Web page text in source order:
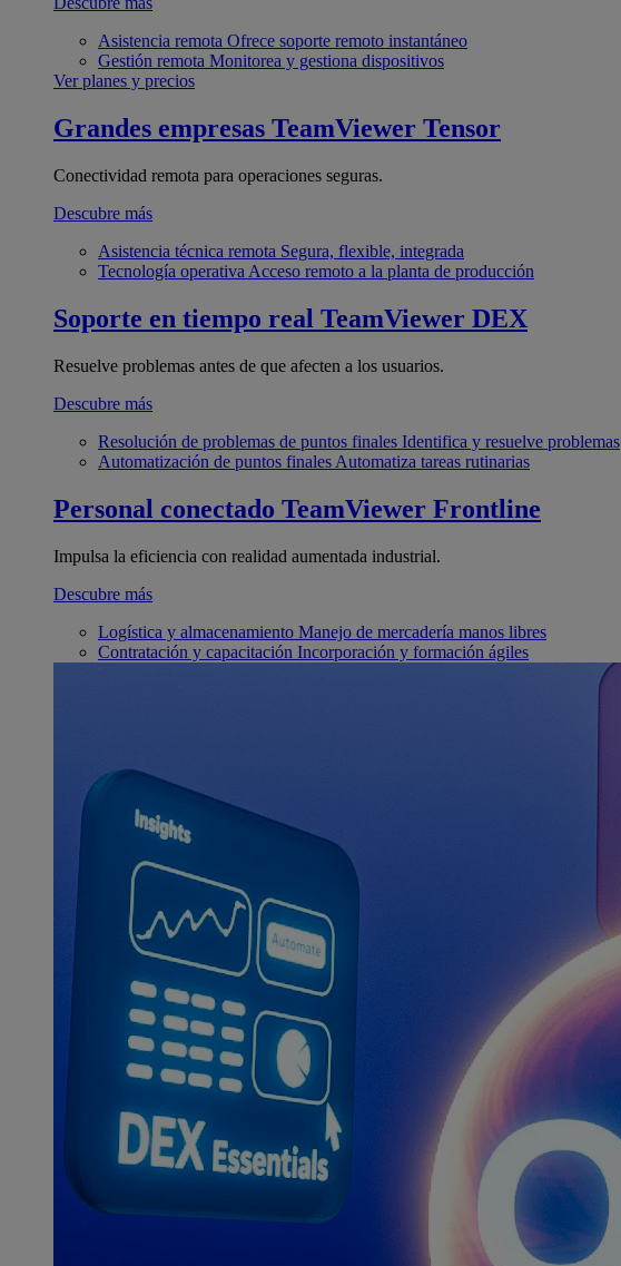
Asistencia remota Ofrece soporte remoto instantáneo
Gestión remota Monitorea y gestiona dispositivos
Ver planes y precios
Grandes empresas TeamViewer Tensor
Conectividad remota para operaciones seguras.
Descubre más
Asistencia técnica remota Segura, flexible, integrada
Tecnología operativa Acceso remoto a la planta de producción
Soporte en tiempo real TeamViewer DEX
Resuelve problemas antes de que afecten a los usuarios.
Descubre más
Resolución de problemas de puntos finales Identifica y resuelve problemas
Automatización de puntos finales Automatiza tareas rutinarias
Personal conectado TeamViewer Frontline
Impulsa la eficiencia con realidad aumentada industrial.
Descubre más
Logística y almacenamiento Manejo de mercadería manos libres
Contratación y capacitación Incorporación y formación ágiles